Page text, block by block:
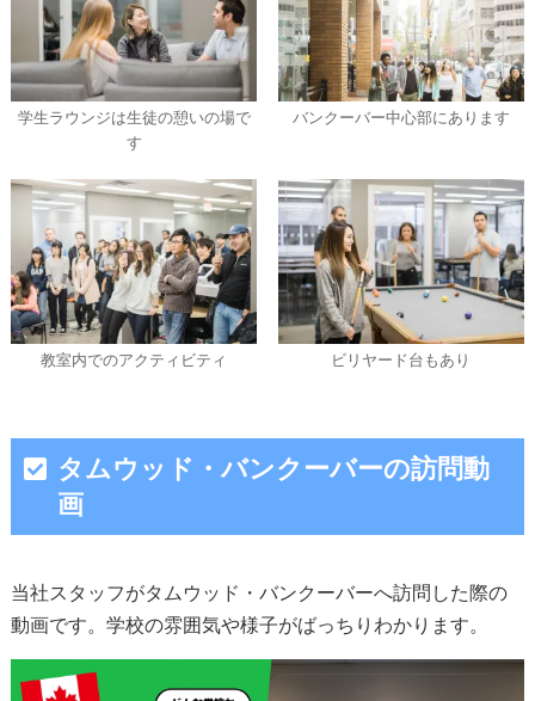
学生ラウンジは生徒の憩いの場で
す
バンクーバー中心部にあります
教室内でのアクティビティ ビリヤード台もあり
タムウッド・バンクーバーの訪問動
画
当社スタッフがタムウッド・バンクーバーへ訪問した際の
動画です。学校の雰囲気や様子がばっちりわかります。